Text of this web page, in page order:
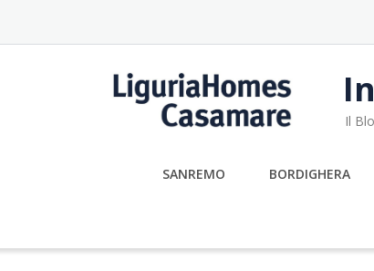
content
Il
SANREMO BORDIGHERA